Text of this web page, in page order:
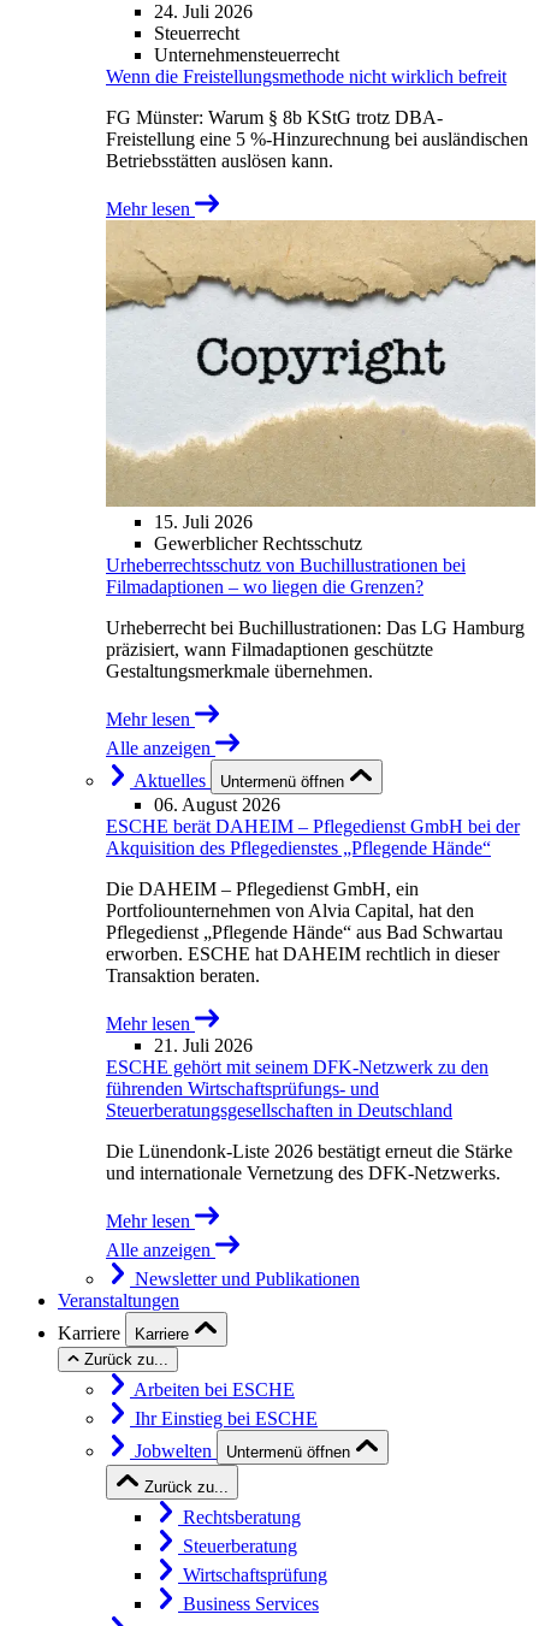
24. Juli 2026
Steuerrecht
Unternehmensteuerrecht
Wenn die Freistellungsmethode nicht wirklich befreit
FG Münster: Warum § 8b KStG trotz DBA-
Freistellung eine 5 %-Hinzurechnung bei ausländischen
Betriebsstätten auslösen kann.
Mehr lesen
15. Juli 2026
Gewerblicher Rechtsschutz
Urheberrechtsschutz von Buchillustrationen bei
Filmadaptionen – wo liegen die Grenzen?
Urheberrecht bei Buchillustrationen: Das LG Hamburg
präzisiert, wann Filmadaptionen geschützte
Gestaltungsmerkmale übernehmen.
Mehr lesen
Alle anzeigen
Aktuelles
Untermenü öffnen
06. August 2026
ESCHE berät DAHEIM – Pflegedienst GmbH bei der
Akquisition des Pflegedienstes „Pflegende Hände“
Die DAHEIM – Pflegedienst GmbH, ein
Portfoliounternehmen von Alvia Capital, hat den
Pflegedienst „Pflegende Hände“ aus Bad Schwartau
erworben. ESCHE hat DAHEIM rechtlich in dieser
Transaktion beraten.
Mehr lesen
21. Juli 2026
ESCHE gehört mit seinem DFK-Netzwerk zu den
führenden Wirtschaftsprüfungs- und
Steuerberatungsgesellschaften in Deutschland
Die Lünendonk-Liste 2026 bestätigt erneut die Stärke
und internationale Vernetzung des DFK-Netzwerks.
Mehr lesen
Alle anzeigen
Newsletter und Publikationen
Veranstaltungen
Karriere
Karriere
Zurück zu...
Arbeiten bei ESCHE
Ihr Einstieg bei ESCHE
Jobwelten
Untermenü öffnen
Zurück zu...
Rechtsberatung
Steuerberatung
Wirtschaftsprüfung
Business Services